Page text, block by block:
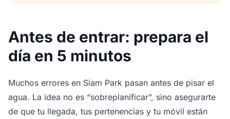
Antes de entrar: prepara el
día en 5 minutos
Muchos errores en Siam Park pasan antes de pisar el
agua. La idea no es “sobreplanificar”, sino asegurarte
de que tu llegada, tus pertenencias y tu móvil están